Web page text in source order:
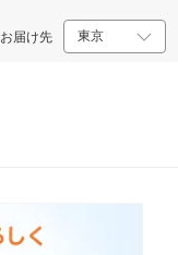
お届け先